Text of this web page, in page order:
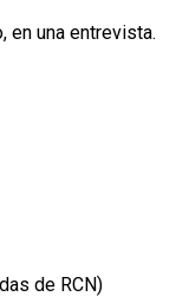
en una entrevista.
de RCN)